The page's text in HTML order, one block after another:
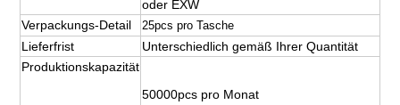
oder EXW
Verpackungs-Detail
25pcs pro Tasche
Lieferfrist
Unterschiedlich gemäß Ihrer Quantität
Produktionskapazität
50000pcs pro Monat